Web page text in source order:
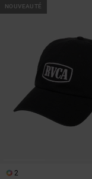
NOUVEAUTÉ
2